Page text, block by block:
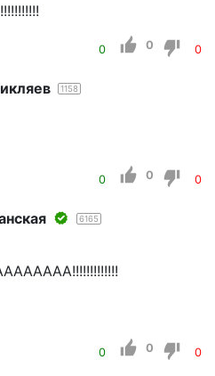
0 0 0
1158
0 0 0
6165
0 0 0